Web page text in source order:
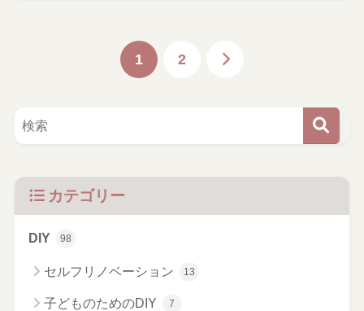
1 2
カテゴリー
DIY 98
セルフリノベーション 13
子どものためのDIY 7